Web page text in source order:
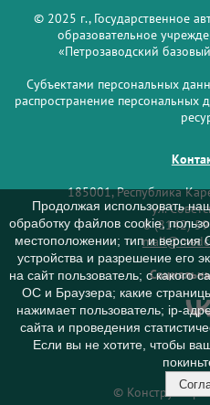
© 2025 г., Государственное
образовательное
«Петрозаводский
Субъектами персональных
распространение
185001, Республика
ул.
8 (8142)
© Конструктор
Продолжая использовать
обработку файлов cookie,
местоположении; тип и версия
устройства и разрешение его
на сайт пользователь; с какого
ОС и Браузера; какие
нажимает пользователь; ip-
сайта и проведения
Если вы не хотите, чтобы